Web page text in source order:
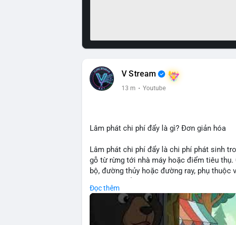
V Stream
13 m · Youtube
Lâm phát chi phí đẩy là gì? Đơn giản hóa
Lâm phát chi phí đẩy là chi phí phát sinh
gỗ từ rừng tới nhà máy hoặc điểm tiêu
bộ, đường thủy hoặc đường ray, phụ
nhuận.
🎥 Xem video trực tiếp tại:
Đọc thêm